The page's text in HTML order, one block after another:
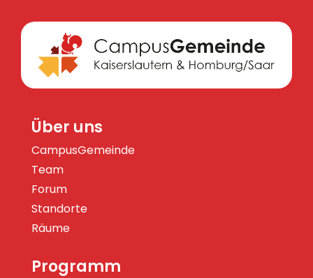
Über uns
CampusGemeinde
Team
Forum
Standorte
Räume
Programm